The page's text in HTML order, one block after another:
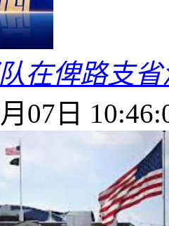
在俾路支
07日